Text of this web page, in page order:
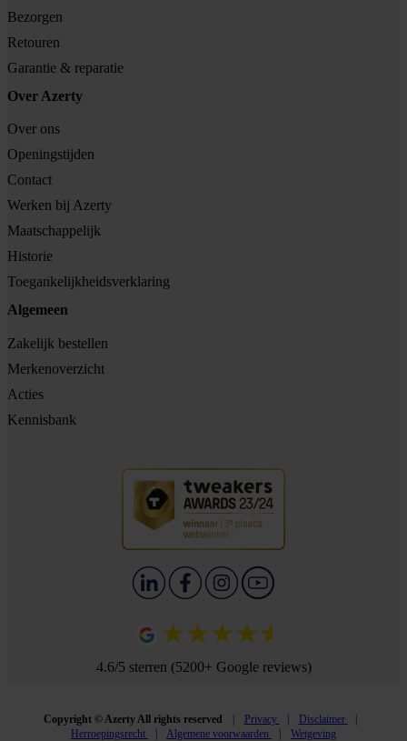
Bezorgen
Retouren
Garantie & reparatie
Over Azerty
Over ons
Openingstijden
Contact
Werken bij Azerty
Maatschappelijk
Historie
Toegankelijkheidsverklaring
Algemeen
Zakelijk bestellen
Merkenoverzicht
Acties
Kennisbank
4.6/5 sterren (5200+ Google reviews)
Copyright © Azerty All rights reserved Privacy
Disclaimer
Herroepingsrecht
Algemene voorwaarden Wetgeving